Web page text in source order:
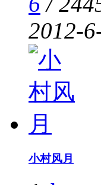
2012-
小村风月